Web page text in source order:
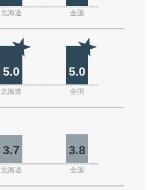
北海道 全国
5.0 5.0
北海道 全国
3.7 3.8
北海道 全国